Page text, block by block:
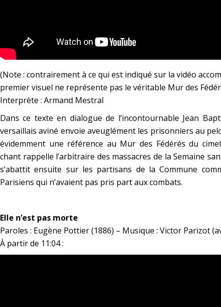
(Note : contrairement à ce qui est indiqué sur la vidéo
premier visuel ne représente pas le véritable Mur des
Interprète : Armand Mestral
Dans ce texte en dialogue de l’incontournable Jean
versaillais aviné envoie aveuglément les prisonniers au
évidemment une référence au Mur des Fédérés du
chant rappelle l’arbitraire des massacres de la Semaine
s’abattit ensuite sur les partisans de la Commune
Parisiens qui n’avaient pas pris part aux combats.
Elle n’est pas morte
Paroles : Eugène Pottier (1886) – Musique : Victor Parizot
À partir de 11:04 :